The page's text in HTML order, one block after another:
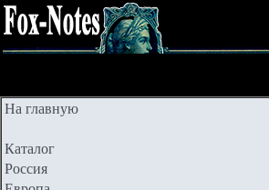
На главную
Каталог
Россия